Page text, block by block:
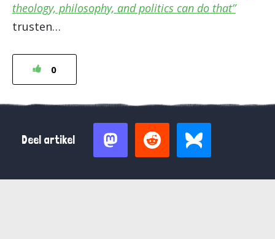
theology, philosophy, and politics can do that”
trusten…
0
Deel artikel